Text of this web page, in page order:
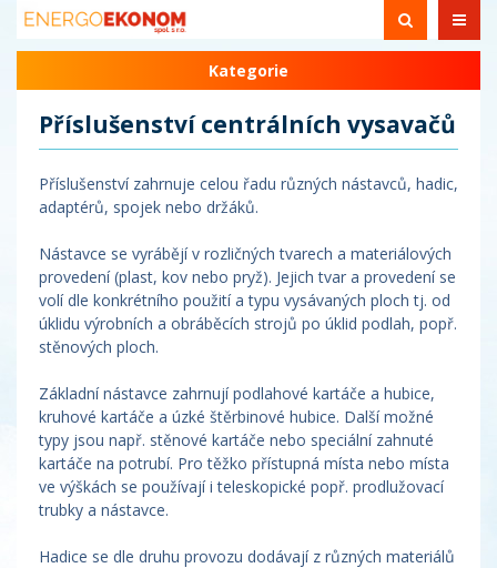
Kategorie
Příslušenství centrálních vysavačů
Příslušenství zahrnuje celou řadu různých nástavců, hadic,
adaptérů, spojek nebo držáků.
Nástavce se vyrábějí v rozličných tvarech a materiálových
provedení (plast, kov nebo pryž). Jejich tvar a provedení se
volí dle konkrétního použití a typu vysávaných ploch tj. od
úklidu výrobních a obráběcích strojů po úklid podlah, popř.
stěnových ploch.
Základní nástavce zahrnují podlahové kartáče a hubice,
kruhové kartáče a úzké štěrbinové hubice. Další možné
typy jsou např. stěnové kartáče nebo speciální zahnuté
kartáče na potrubí. Pro těžko přístupná místa nebo místa
ve výškách se používají i teleskopické popř. prodlužovací
trubky a nástavce.
Hadice se dle druhu provozu dodávají z různých materiálů